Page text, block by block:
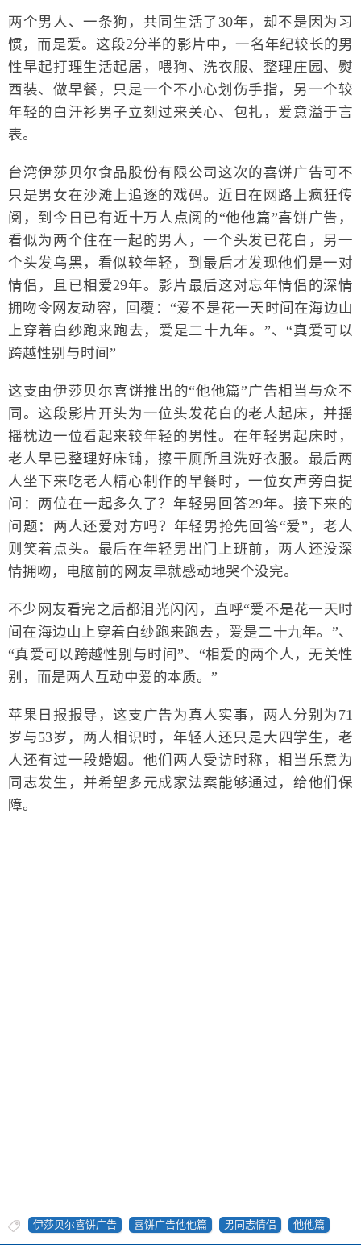
两个男人、一条狗，共同生活了30年，却不是因为习
惯，而是爱。这段2分半的影片中，一名年纪较长的男
性早起打理生活起居，喂狗、洗衣服、整理庄园、熨
西装、做早餐，只是一个不小心划伤手指，另一个较
年轻的白汗衫男子立刻过来关心、包扎，爱意溢于言
表。
台湾伊莎贝尔食品股份有限公司这次的喜饼广告可不
只是男女在沙滩上追逐的戏码。近日在网路上疯狂传
阅，到今日已有近十万人点阅的“他他篇”喜饼广告，
看似为两个住在一起的男人，一个头发已花白，另一
个头发乌黑，看似较年轻，到最后才发现他们是一对
情侣，且已相爱29年。影片最后这对忘年情侣的深情
拥吻令网友动容，回覆：“爱不是花一天时间在海边山
上穿着白纱跑来跑去，爱是二十九年。 ”、“真爱可以
跨越性别与时间”
这支由伊莎贝尔喜饼推出的“他他篇”广告相当与众不
同。这段影片开头为一位头发花白的老人起床，并摇
摇枕边一位看起来较年轻的男性。在年轻男起床时，
老人早已整理好床铺，擦干厕所且洗好衣服。最后两
人坐下来吃老人精心制作的早餐时，一位女声旁白提
问：两位在一起多久了？年轻男回答29年。接下来的
问题：两人还爱对方吗？年轻男抢先回答“爱”，老人
则笑着点头。最后在年轻男出门上班前，两人还没深
情拥吻，电脑前的网友早就感动地哭个没完。
不少网友看完之后都泪光闪闪，直呼“爱不是花一天时
间在海边山上穿着白纱跑来跑去，爱是二十九年。 ”、
“真爱可以跨越性别与时间”、“相爱的两个人，无关性
别，而是两人互动中爱的本质。”
苹果日报报导，这支广告为真人实事，两人分别为71
岁与53岁，两人相识时，年轻人还只是​​大四学生，老
人还有过一段婚姻。他们两人受访时称，相当乐意为
同志发生，并希望多元成家法案能够通过，给他们保
障。
伊莎贝尔喜饼广告 喜饼广告他他篇 男同志情侣 他他篇